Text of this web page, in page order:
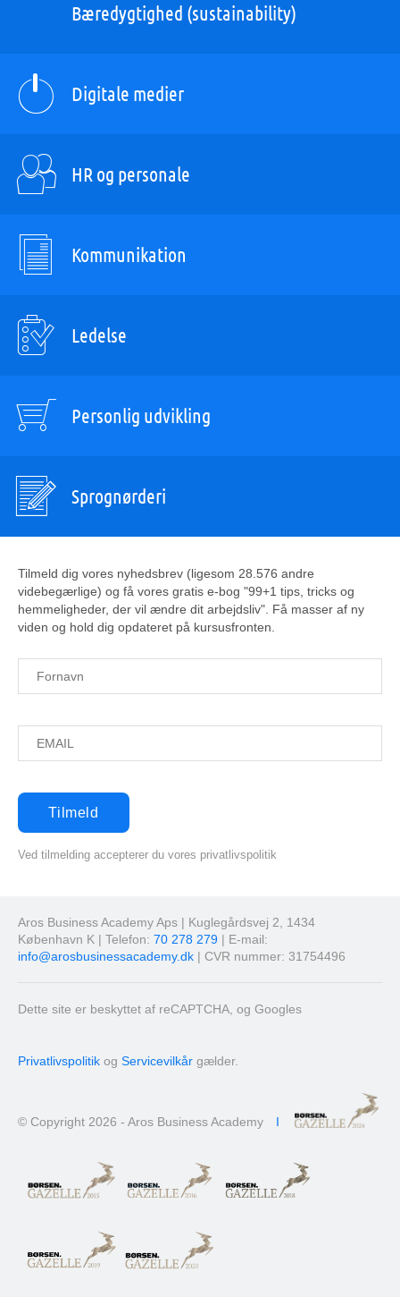
Bæredygtighed (sustainability)
Digitale medier
HR og personale
Kommunikation
Ledelse
Personlig udvikling
Sprognørderi
Tilmeld dig vores nyhedsbrev (ligesom 28.576 andre
videbegærlige) og få vores gratis e-bog "99+1 tips, tricks og
hemmeligheder, der vil ændre dit arbejdsliv". Få masser af ny
viden og hold dig opdateret på kursusfronten.
Ved tilmelding accepterer du vores privatlivspolitik
Aros Business Academy Aps | Kuglegårdsvej 2, 1434
København K | Telefon: 70 278 279 | E-mail:
info@arosbusinessacademy.dk | CVR nummer: 31754496
Dette site er beskyttet af reCAPTCHA, og Googles
Privatlivspolitik og Servicevilkår gælder.
© Copyright 2026 - Aros Business Academy I